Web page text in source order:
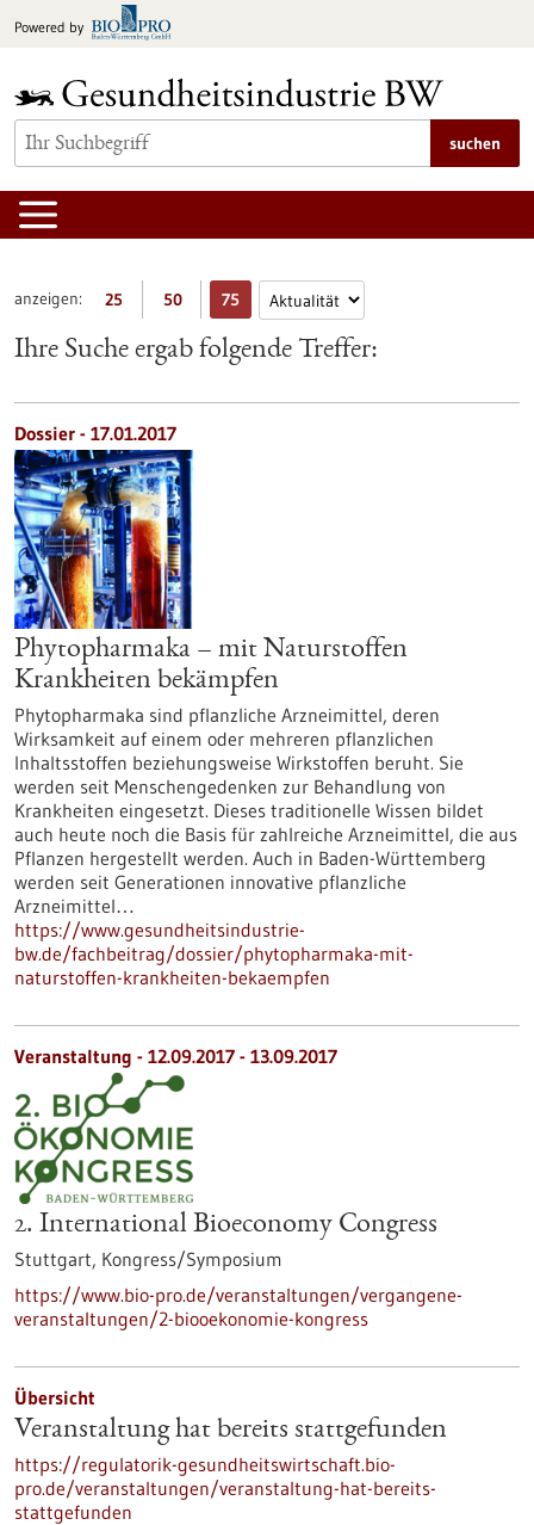
Inhalt
Powered by
suchen
anzeigen: 25 50 75
Ihre Suche ergab folgende Treffer:
Dossier - 17.01.2017
Phytopharmaka – mit Naturstoffen
Krankheiten bekämpfen
Phytopharmaka sind pflanzliche Arzneimittel, deren
Wirksamkeit auf einem oder mehreren pflanzlichen
Inhaltsstoffen beziehungsweise Wirkstoffen beruht. Sie
werden seit Menschengedenken zur Behandlung von
Krankheiten eingesetzt. Dieses traditionelle Wissen bildet
auch heute noch die Basis für zahlreiche Arzneimittel, die aus
Pflanzen hergestellt werden. Auch in Baden-Württemberg
werden seit Generationen innovative pflanzliche
Arzneimittel…
https://www.gesundheitsindustrie-
bw.de/fachbeitrag/dossier/phytopharmaka-mit-
naturstoffen-krankheiten-bekaempfen
Veranstaltung - 12.09.2017 - 13.09.2017
2. International Bioeconomy Congress
Stuttgart, Kongress/Symposium
https://www.bio-pro.de/veranstaltungen/vergangene-
veranstaltungen/2-biooekonomie-kongress
Übersicht
Veranstaltung hat bereits stattgefunden
https://regulatorik-gesundheitswirtschaft.bio-
pro.de/veranstaltungen/veranstaltung-hat-bereits-
stattgefunden